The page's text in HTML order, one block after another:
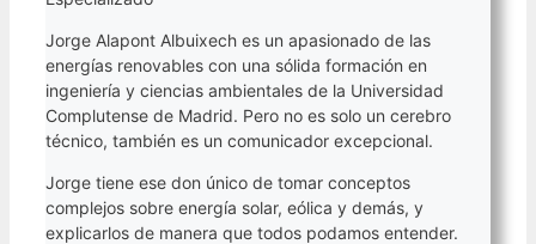
Jorge Alapont Albuixech es un apasionado de las
energías renovables con una sólida formación en
ingeniería y ciencias ambientales de la Universidad
Complutense de Madrid. Pero no es solo un cerebro
técnico, también es un comunicador excepcional.
Jorge tiene ese don único de tomar conceptos
complejos sobre energía solar, eólica y demás, y
explicarlos de manera que todos podamos entender.